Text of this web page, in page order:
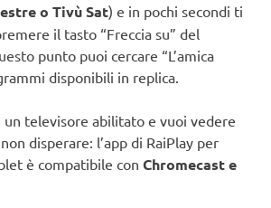
o Tivù Sat) e in pochi secondi ti
il tasto “Freccia su” del
punto puoi cercare “L’amica
disponibili in replica.
un televisore abilitato e vuoi vedere
non disperare: l’app di RaiPlay per
è compatibile con Chromecast e